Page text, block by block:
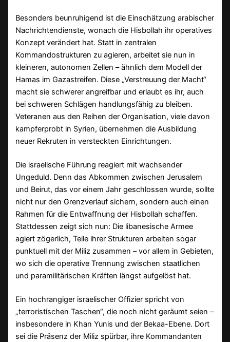
Besonders beunruhigend ist die Einschätzung arabischer
Nachrichtendienste, wonach die Hisbollah ihr operatives
Konzept verändert hat. Statt in zentralen
Kommandostrukturen zu agieren, arbeitet sie nun in
kleineren, autonomen Zellen – ähnlich dem Modell der
Hamas im Gazastreifen. Diese „Verstreuung der Macht“
macht sie schwerer angreifbar und erlaubt es ihr, auch
bei schweren Schlägen handlungsfähig zu bleiben.
Veteranen aus den Reihen der Organisation, viele davon
kampferprobt in Syrien, übernehmen die Ausbildung
neuer Rekruten in versteckten Einrichtungen.
Die israelische Führung reagiert mit wachsender
Ungeduld. Denn das Abkommen zwischen Jerusalem
und Beirut, das vor einem Jahr geschlossen wurde, sollte
nicht nur den Grenzverlauf sichern, sondern auch einen
Rahmen für die Entwaffnung der Hisbollah schaffen.
Stattdessen zeigt sich nun: Die libanesische Armee
agiert zögerlich, Teile ihrer Strukturen arbeiten sogar
punktuell mit der Miliz zusammen – vor allem in Gebieten,
wo sich die operative Trennung zwischen staatlichen
und paramilitärischen Kräften längst aufgelöst hat.
Ein hochrangiger israelischer Offizier spricht von
„terroristischen Taschen“, die noch nicht geräumt seien –
insbesondere in Khan Yunis und der Bekaa-Ebene. Dort
sei die Präsenz der Miliz spürbar, ihre Kommandanten